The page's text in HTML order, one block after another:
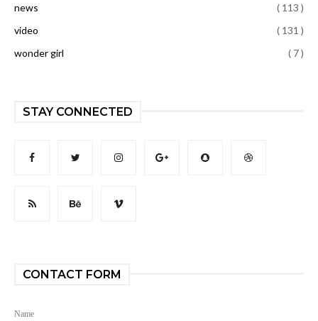
news
( 113 )
video
( 131 )
wonder girl
( 7 )
STAY CONNECTED
CONTACT FORM
Name